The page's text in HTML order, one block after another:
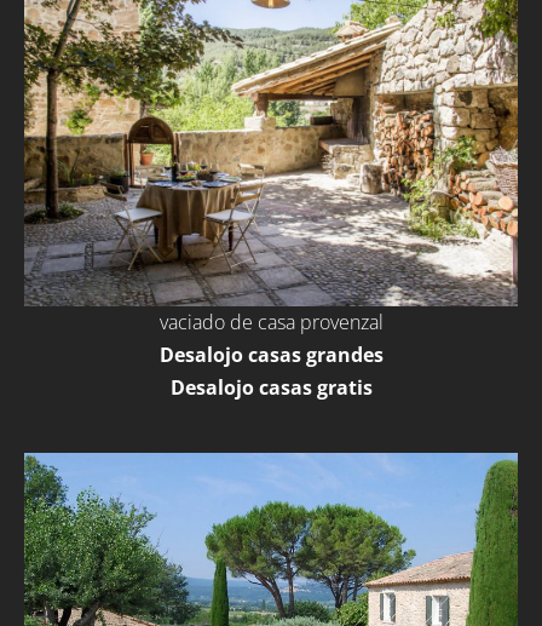
vaciado de casa provenzal
Desalojo casas grandes
Desalojo casas gratis